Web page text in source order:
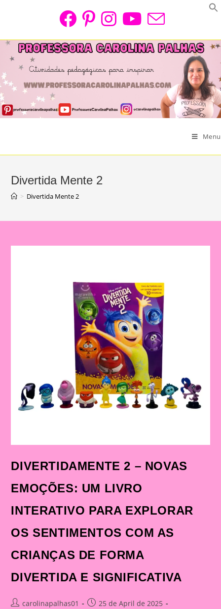
Menu
Divertida Mente 2
> Divertida Mente 2
DIVERTIDAMENTE 2 – NOVAS
EMOÇÕES: UM LIVRO
INTERATIVO PARA EXPLORAR
OS SENTIMENTOS COM AS
CRIANÇAS DE FORMA
DIVERTIDA E SIGNIFICATIVA
Postcarolinapalhas01
Post25 de April de 2025